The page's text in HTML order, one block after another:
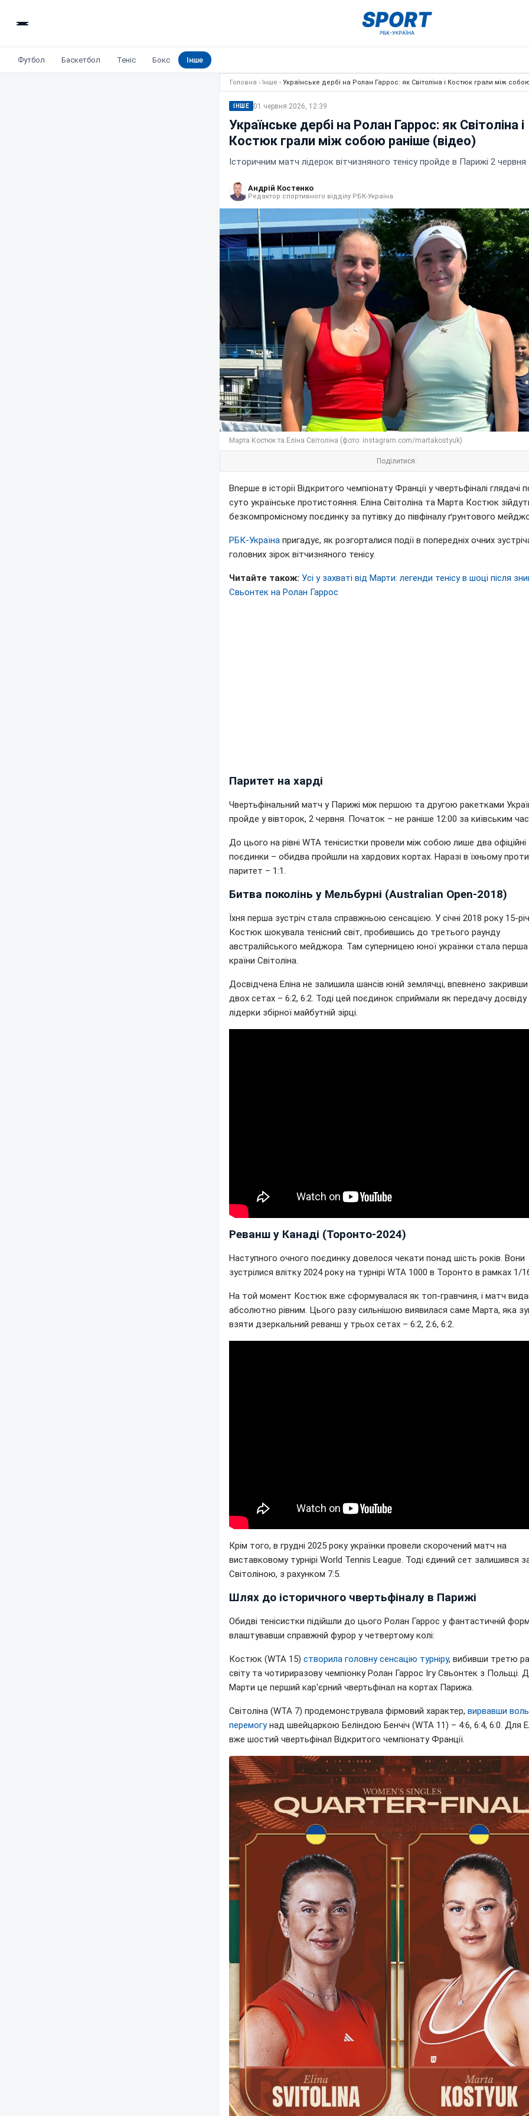
Футбол Баскетбол Теніс Бокс Інше
Головна › Інше › Українське дербі на Ролан Гаррос: як Світоліна і Костюк грали між
ІНШЕ 01 червня 2026, 12:39
Українське дербі на Ролан Гаррос: як Світоліна і
Костюк грали між собою раніше (відео)
Історичним матч лідерок вітчизняного тенісу пройде в Парижі 2 червня
Андрій Костенко
Редактор спортивного відділу РБК-Україна
Марта Костюк та Еліна Світоліна (фото: instagram.com/martakostyuk)
Поділитися:
Вперше в історії Відкритого чемпіонату Франції у чвертьфіналі глядачі
суто українське протистояння. Еліна Світоліна та Марта Костюк
безкомпромісному поєдинку за путівку до півфіналу ґрунтового
РБК-Україна пригадує, як розгорталися події в попередніх очних
головних зірок вітчизняного тенісу.
Читайте також: Усі у захваті від Марти: легенди тенісу в шоці після
Свьонтек на Ролан Гаррос
Паритет на харді
Чвертьфінальний матч у Парижі між першою та другою ракетками
пройде у вівторок, 2 червня. Початок – не раніше 12:00 за київським
До цього на рівні WTA тенісистки провели між собою лише два офіційні
поєдинки – обидва пройшли на хардових кортах. Наразі в їхньому
паритет – 1:1.
Битва поколінь у Мельбурні (Australian Open-2018)
Їхня перша зустріч стала справжньою сенсацією. У січні 2018 року 15-
Костюк шокувала тенісний світ, пробившись до третього раунду
австралійського мейджора. Там суперницею юної українки стала
країни Світоліна.
Досвідчена Еліна не залишила шансів юній землячці, впевнено
двох сетах – 6:2, 6:2. Тоді цей поєдинок сприймали як передачу досвіду
лідерки збірної майбутній зірці.
Реванш у Канаді (Торонто-2024)
Наступного очного поєдинку довелося чекати понад шість років. Вони
зустрілися влітку 2024 року на турнірі WTA 1000 в Торонто в рамках 1/
На той момент Костюк вже сформувалася як топ-гравчиня, і матч
абсолютно рівним. Цього разу сильнішою виявилася саме Марта, яка
взяти дзеркальний реванш у трьох сетах – 6:2, 2:6, 6:2.
Крім того, в грудні 2025 року українки провели скорочений матч на
виставковому турнірі World Tennis League. Тоді єдиний сет залишився
Світоліною, з рахунком 7:5.
Шлях до історичного чвертьфіналу в Парижі
Обидві тенісистки підійшли до цього Ролан Гаррос у фантастичній
влаштувавши справжній фурор у четвертому колі:
Костюк (WTA 15) створила головну сенсацію турніру, вибивши третю
світу та чотириразову чемпіонку Ролан Гаррос Ігу Свьонтек з Польщі.
Марти це перший кар'єрний чвертьфінал на кортах Парижа.
Світоліна (WTA 7) продемонструвала фірмовий характер, вирвавши
перемогунад швейцаркою Беліндою Бенчіч (WTA 11) – 4:6, 6:4, 6:0. Для
вже шостий чвертьфінал Відкритого чемпіонату Франції.